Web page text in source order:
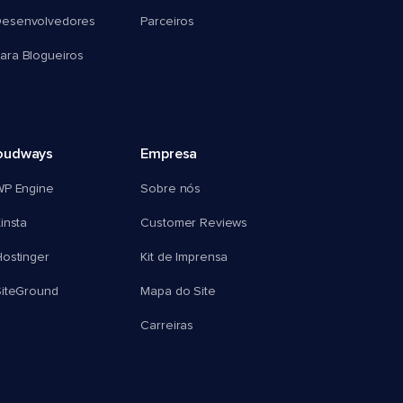
Blogueiros
Parceiros
Engine
Empresa
Sobre nós
Customer Reviews
Kit de Imprensa
Mapa do Site
Carreiras